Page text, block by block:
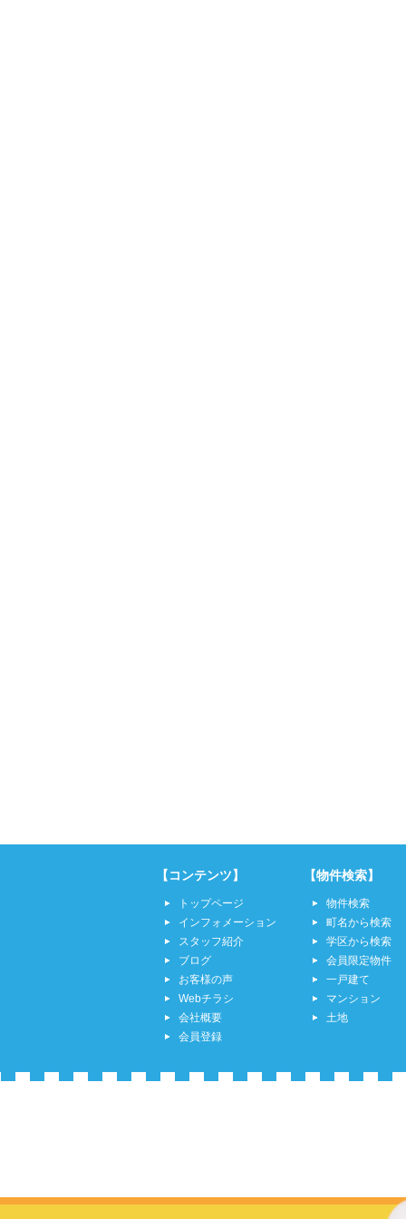
【コンテンツ】
トップページ
インフォメーション
スタッフ紹介
ブログ
お客様の声
Webチラシ
会社概要
会員登録
【物件検索】
物件検索
町名から検索
学区から検索
会員限定物件
一戸建て
マンション
土地